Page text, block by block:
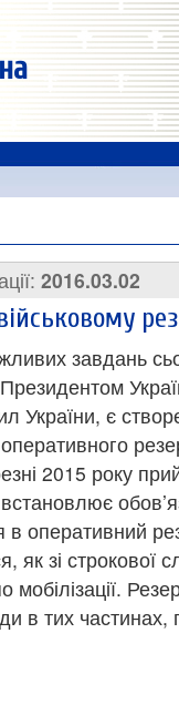
2016.03.02
завдань
України, є
оперативного
2015 року
в оперативний
як зі строкової
мобілізації.
в тих частинах,